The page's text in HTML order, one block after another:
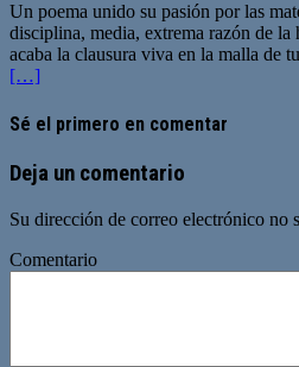
Un poema unido su pasión por las
disciplina, media, extrema razón de la
acaba la clausura viva en la malla de
[…]
Sé el primero en comentar
Deja un comentario
Su dirección de correo electrónico no
Comentario